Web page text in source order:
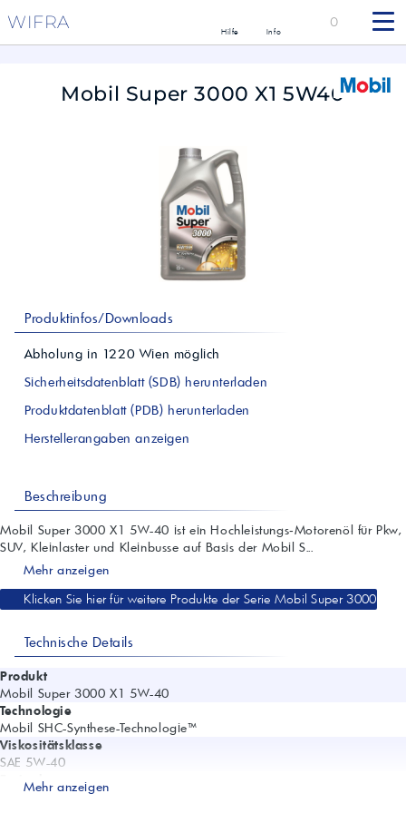
WIFRA Hilfe Info
0
Mobil Super 3000 X1 5W40
Produktinfos/Downloads
Abholung in 1220 Wien möglich
Sicherheitsdatenblatt (SDB) herunterladen
Produktdatenblatt (PDB) herunterladen
Herstellerangaben anzeigen
Beschreibung
Mobil Super 3000 X1 5W-40 ist ein Hochleistungs‑Motorenöl für Pkw,
SUV, Kleinlaster und Kleinbusse auf Basis der Mobil S...
Mehr anzeigen
Klicken Sie hier für weitere Produkte der Serie Mobil Super 3000
Technische Details
Produkt
Mobil Super 3000 X1 5W-40
Technologie
Mobil SHC-Synthese-Technologie™
Viskositätsklasse
SAE 5W-40
Freigaben
Porsche A40; PSA B71 2296; Renault RN0700; Renault RN0710; VW
Mehr anzeigen